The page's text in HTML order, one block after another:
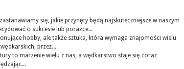
się, jakie przynęty będą najskuteczniejsze w naszym
o sukcesie lub porażce...
hobby, ale także sztuka, która wymaga znajomości wielu
przez...
to marzenie wielu z nas, a wędkarstwo staje się coraz